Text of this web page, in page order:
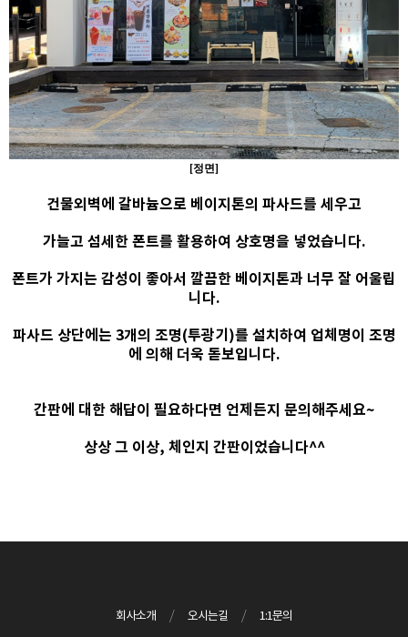
[정면]
건물외벽에 갈바늄으로 베이지톤의 파사드를 세우고
가늘고 섬세한 폰트를 활용하여 상호명을 넣었습니다.
폰트가 가지는 감성이 좋아서 깔끔한 베이지톤과 너무 잘 어울립
니다.
파사드 상단에는 3개의 조명(투광기)를 설치하여 업체명이 조명
에 의해 더욱 돋보입니다.
간판에 대한 해답이 필요하다면 언제든지 문의해주세요~
상상 그 이상, 체인지 간판이었습니다^^
회사소개 / 오시는길 / 1:1문의